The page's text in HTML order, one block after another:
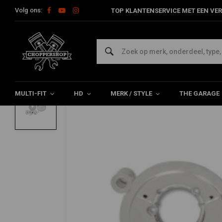
Volg ons: TOP KLANTENSERVICE MET EEN
MULTI-FIT HD MERK / STYLE THE GARAGE
Home HD Inlaat en luchtfilter Big Sucker Stage II Air Filter
ARLEN NESS
Big Sucker Stage II Air Filter Kit met